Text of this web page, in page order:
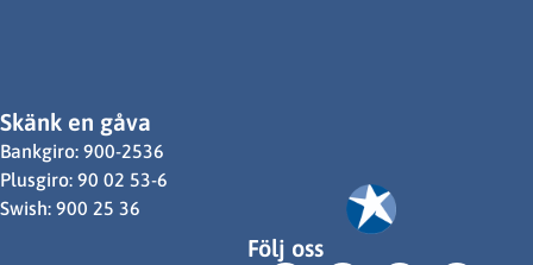
Skänk en gåva
Bankgiro: 900-2536
Plusgiro: 90 02 53-6
Swish: 900 25 36
Följ oss